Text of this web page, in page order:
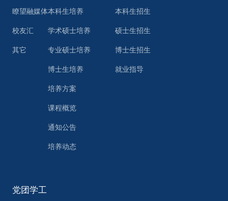
瞭望融媒体
校友汇
其它
本科生培养
学术硕士培养
专业硕士培养
博士生培养
培养方案
课程概览
通知公告
培养动态
本科生招生
硕士生招生
博士生招生
就业指导
党团学工